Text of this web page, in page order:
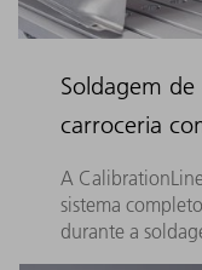
Soldagem
carroceria
A
sistema
durante a